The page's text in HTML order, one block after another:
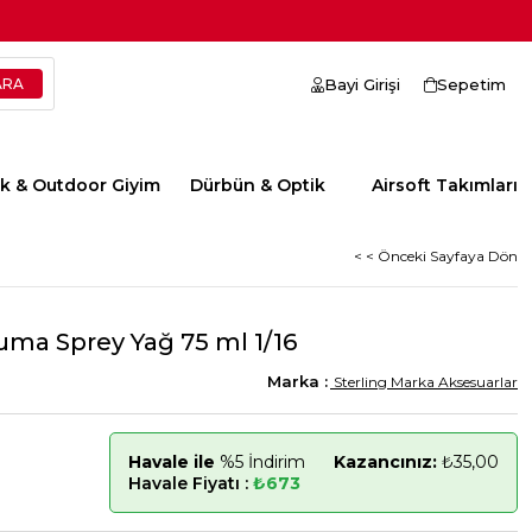
& Outdoor Giyim Dürbün & Optik Airsoft Takımları
Sepetim
Bayi Girişi
< < Önceki Sayfaya Dön
Sprey Yağ 75 ml 1/16
Sterling Marka Aksesuarlar
Havale ile %5 İndirim Kazancınız: ₺35,00
Havale Fiyatı : ₺673